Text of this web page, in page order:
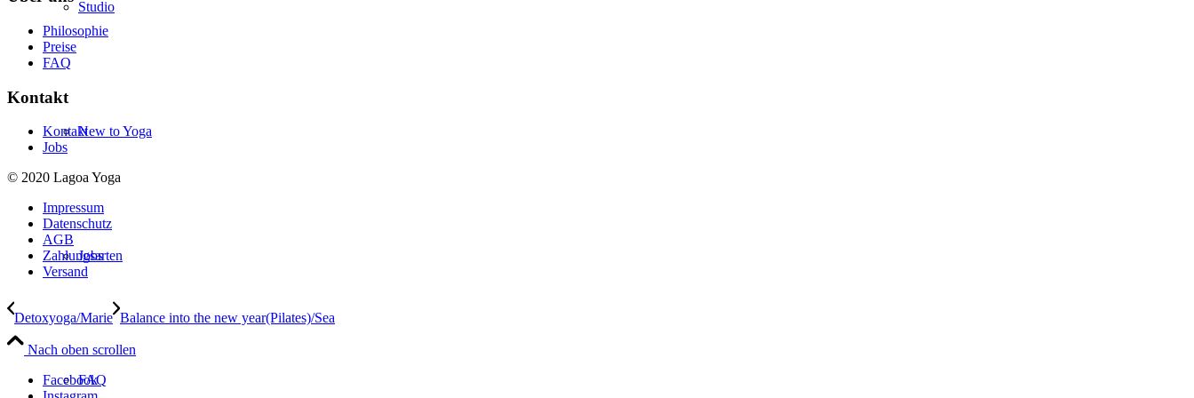
Studio
New to Yoga
Jobs
FAQ
Philosophie
Preise
FAQ
Kontakt
Kontakt
Jobs
© 2020 Lagoa Yoga
Impressum
Datenschutz
AGB
Zahlungsarten
Versand
Detoxyoga/Marie Balance into the new year(Pilates)/Sea
Nach oben scrollen
Facebook